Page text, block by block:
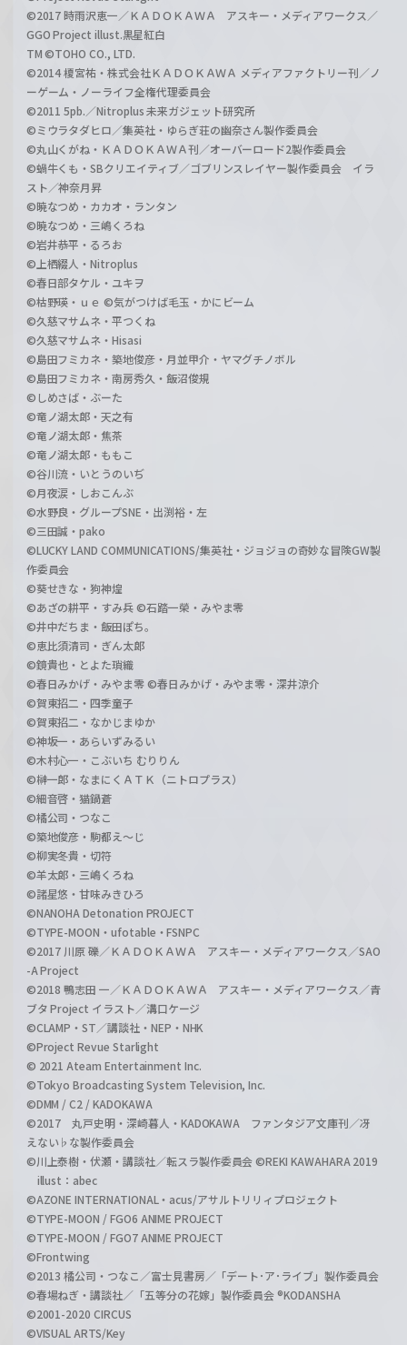
©2017 時雨沢恵一／ＫＡＤＯＫＡＷＡ アスキー・メディアワークス／
GGO Project illust.黒星紅白
TM ©TOHO CO., LTD.
©2014 榎宮祐・株式会社ＫＡＤＯＫＡＷＡ メディアファクトリー刊／ノ
ーゲーム・ノーライフ全権代理委員会
©2011 5pb.／Nitroplus 未来ガジェット研究所
©ミウラタダヒロ／集英社・ゆらぎ荘の幽奈さん製作委員会
©丸山くがね・ＫＡＤＯＫＡＷＡ刊／オーバーロード2製作委員会
©蝸牛くも・SBクリエイティブ／ゴブリンスレイヤー製作委員会 イラ
スト／神奈月昇
©暁なつめ・カカオ・ランタン
©暁なつめ・三嶋くろね
©岩井恭平・るろお
©上栖綴人・Nitroplus
©春日部タケル・ユキヲ
©枯野瑛・ｕｅ ©気がつけば毛玉・かにビーム
©久慈マサムネ・平つくね
©久慈マサムネ・Hisasi
©島田フミカネ・築地俊彦・月並甲介・ヤマグチノボル
©島田フミカネ・南房秀久・飯沼俊規
©しめさば・ぶーた
©竜ノ湖太郎・天之有
©竜ノ湖太郎・焦茶
©竜ノ湖太郎・ももこ
©谷川流・いとうのいぢ
©月夜涙・しおこんぶ
©水野良・グループSNE・出渕裕・左
©三田誠・pako
©LUCKY LAND COMMUNICATIONS/集英社・ジョジョの奇妙な冒険GW製
作委員会
©葵せきな・狗神煌
©あざの耕平・すみ兵 ©石踏一榮・みやま零
©井中だちま・飯田ぽち。
©恵比須清司・ぎん太郎
©鏡貴也・とよた瑣織
©春日みかげ・みやま零 ©春日みかげ・みやま零・深井涼介
©賀東招二・四季童子
©賀東招二・なかじまゆか
©神坂一・あらいずみるい
©木村心一・こぶいち むりりん
©榊一郎・なまにくＡＴＫ（ニトロプラス）
©細音啓・猫鍋蒼
©橘公司・つなこ
©築地俊彦・駒都え～じ
©柳実冬貴・切符
©羊太郎・三嶋くろね
©諸星悠・甘味みきひろ
©NANOHA Detonation PROJECT
©TYPE-MOON・ufotable・FSNPC
©2017 川原 礫／ＫＡＤＯＫＡＷＡ アスキー・メディアワークス／SAO
-A Project
©2018 鴨志田 一／ＫＡＤＯＫＡＷＡ アスキー・メディアワークス／青
ブタ Project イラスト／溝口ケージ
©CLAMP・ST／講談社・NEP・NHK
©Project Revue Starlight
© 2021 Ateam Entertainment Inc.
©Tokyo Broadcasting System Television, Inc.
©DMM / C2 / KADOKAWA
©2017 丸戸史明・深崎暮人・KADOKAWA ファンタジア文庫刊／冴
えない♭な製作委員会
©川上泰樹・伏瀬・講談社／転スラ製作委員会 ©REKI KAWAHARA 2019
illust：abec
©AZONE INTERNATIONAL・acus/アサルトリリィプロジェクト
©TYPE-MOON / FGO6 ANIME PROJECT
©TYPE-MOON / FGO7 ANIME PROJECT
©Frontwing
©2013 橘公司・つなこ／富士見書房／「デート･ア･ライブ」製作委員会
©春場ねぎ・講談社／「五等分の花嫁」製作委員会 ®KODANSHA
©2001-2020 CIRCUS
©VISUAL ARTS/Key